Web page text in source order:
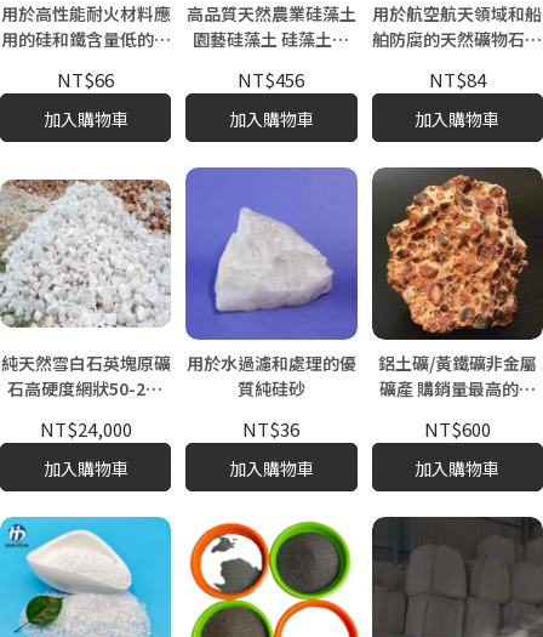
用於高性能耐火材料應
用的硅和鐵含量低的優
NT$66
加入購物車
高品質天然農業硅藻土
園藝硅藻土 硅藻土礦
NT$456
加入購物車
用於航空航天領域和船
舶防腐的天然礦物石材
粉末金雲母薄片
NT$84
加入購物車
純天然雪白石英塊原礦
石高硬度網狀50-200
體行業
NT$24,000
加入購物車
用於水過濾和處理的優
質純硅砂
NT$36
加入購物車
鋁土礦/黃鐵礦非金屬
礦產 購銷量最高的礦
供應
NT$600
加入購物車